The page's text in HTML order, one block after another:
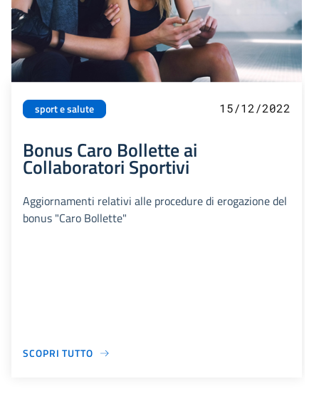
sport e salute 15/12/2022
Bonus Caro Bollette ai
Collaboratori Sportivi
Aggiornamenti relativi alle procedure di erogazione del
bonus "Caro Bollette"
SCOPRI TUTTO